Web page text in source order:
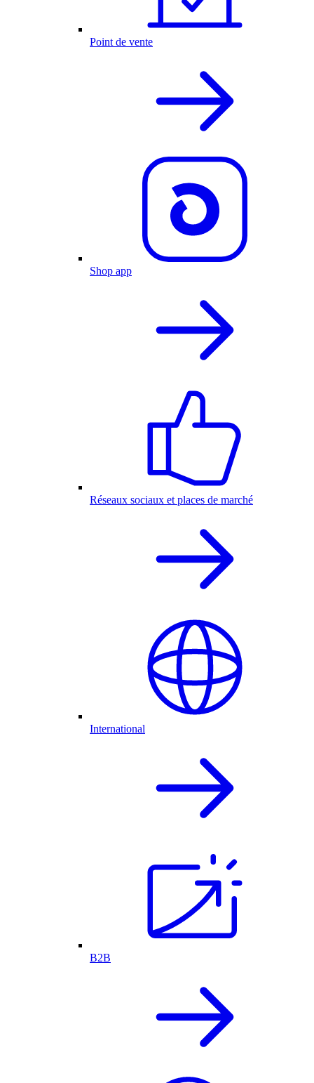
Point de vente
Shop app
Réseaux sociaux et places de marché
International
B2B